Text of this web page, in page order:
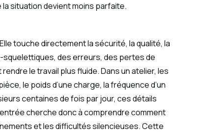
situation devient moins parfaite.
touche directement la sécurité, la qualité, la
squelettiques, des erreurs, des pertes de
le travail plus fluide. Dans un atelier, les
le poids d’une charge, la fréquence d’un
centaines de fois par jour, ces détails
cherche donc à comprendre comment
et les difficultés silencieuses. Cette